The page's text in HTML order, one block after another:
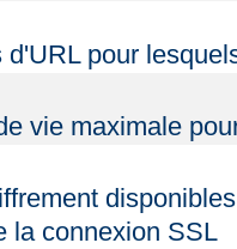
pour
vie maximale
la connexion SSL